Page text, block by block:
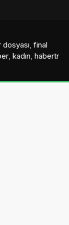
dosyası, final
, kadın, habertr